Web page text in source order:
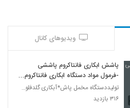
ویدیوهای کانال
پاشش ابکاری فانتاکروم پاششی
-فرمول مواد دستگاه ابکاری فانتاکروم-
دستگاه مخمل پاش
تولیددستگاه مخمل پاش*آبکاری گلدفلوک 09106565375
۳۱۶ بازدید